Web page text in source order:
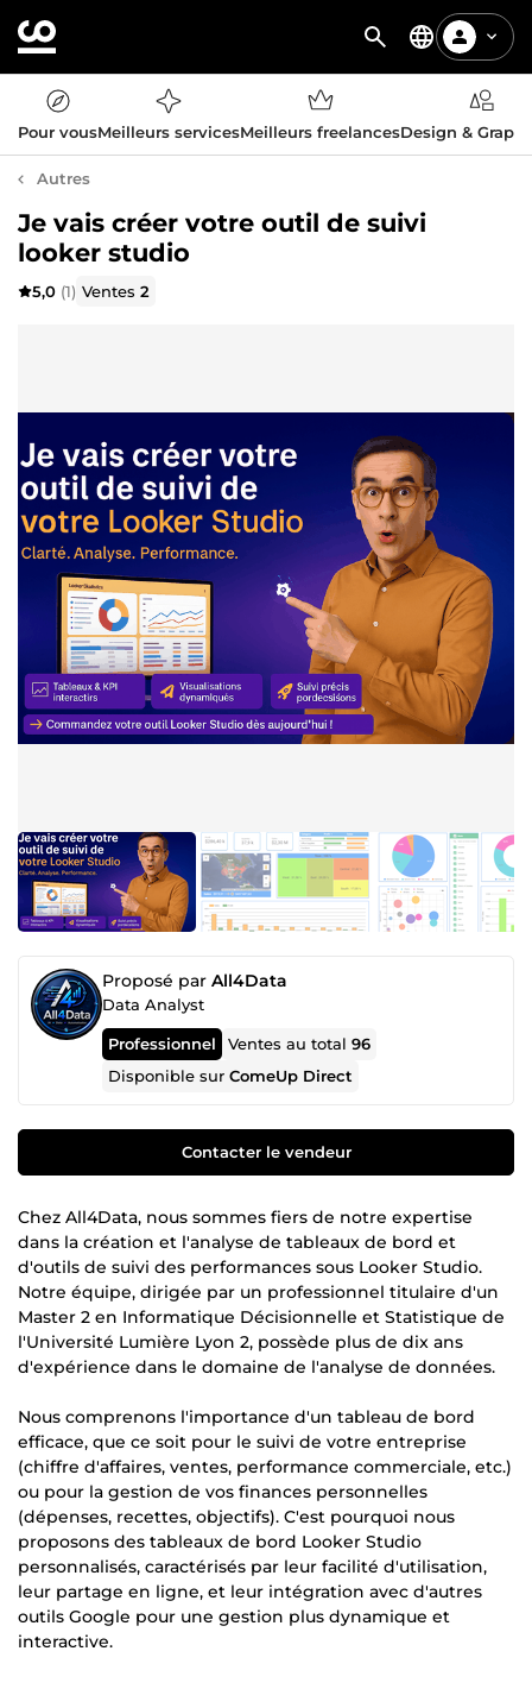
Pour vousMeilleurs servicesMeilleurs freelancesDesign &
Autres
Je vais créer votre outil de suivi
looker studio
5,0 (1) Ventes2
Proposé par All4Data
Data Analyst
Professionnel Ventes au total96
Disponible surComeUp Direct
Contacter le vendeur
Chez All4Data, nous sommes fiers de notre expertise
dans la création et l'analyse de tableaux de bord et
d'outils de suivi des performances sous Looker Studio.
Notre équipe, dirigée par un professionnel titulaire d'un
Master 2 en Informatique Décisionnelle et Statistique de
l'Université Lumière Lyon 2, possède plus de dix ans
d'expérience dans le domaine de l'analyse de données.
Nous comprenons l'importance d'un tableau de bord
efficace, que ce soit pour le suivi de votre entreprise
(chiffre d'affaires, ventes, performance commerciale, etc.)
ou pour la gestion de vos finances personnelles
(dépenses, recettes, objectifs). C'est pourquoi nous
proposons des tableaux de bord Looker Studio
personnalisés, caractérisés par leur facilité d'utilisation,
leur partage en ligne, et leur intégration avec d'autres
outils Google pour une gestion plus dynamique et
interactive.